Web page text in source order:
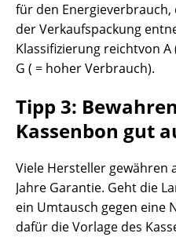
für den Energieverbrauch,
der Verkaufspackung
Klassifizierung reichtvon A
G ( = hoher Verbrauch).
Tipp 3:
Kassenbon gut
Viele Hersteller gewähren
Jahre Garantie. Geht die
ein Umtausch gegen eine
dafür die Vorlage des